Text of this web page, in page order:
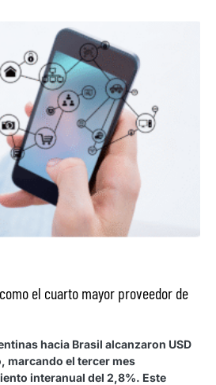
el cuarto mayor proveedor de
hacia Brasil alcanzaron USD
marcando el tercer mes
interanual del 2,8%. Este